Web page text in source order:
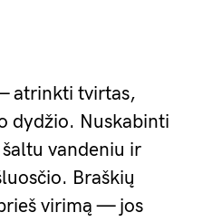
atrinkti tvirtas,
dydžio. Nuskabinti
vandeniu ir
Braškių
virimą — jos